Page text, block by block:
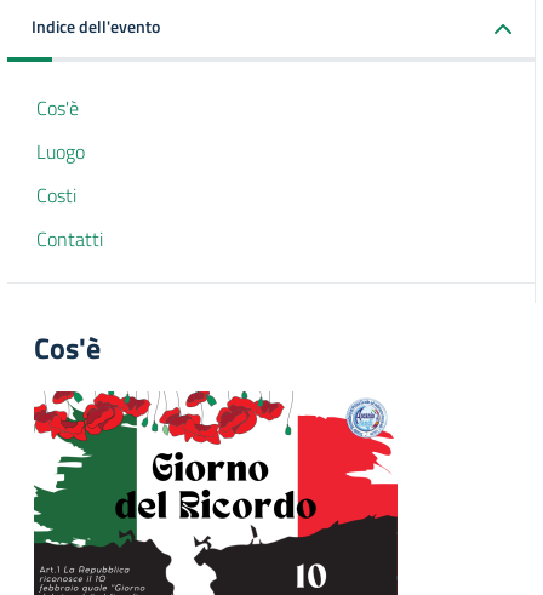
Indice dell'evento
Cos'è
Luogo
Costi
Contatti
Cos'è